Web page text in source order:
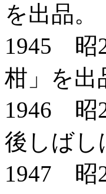
を出品。
1945 昭
柑」を出
1946 昭
後しばし
1947 昭